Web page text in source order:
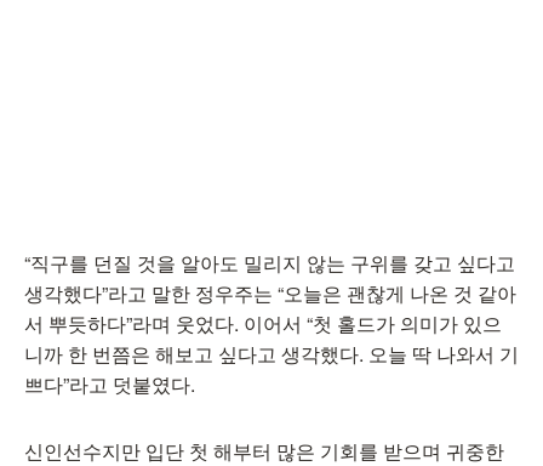
“직구를 던질 것을 알아도 밀리지 않는 구위를 갖고 싶다고
생각했다”라고 말한 정우주는 “오늘은 괜찮게 나온 것 같아
서 뿌듯하다”라며 웃었다. 이어서 “첫 홀드가 의미가 있으
니까 한 번쯤은 해보고 싶다고 생각했다. 오늘 딱 나와서 기
쁘다”라고 덧붙였다.
신인선수지만 입단 첫 해부터 많은 기회를 받으며 귀중한